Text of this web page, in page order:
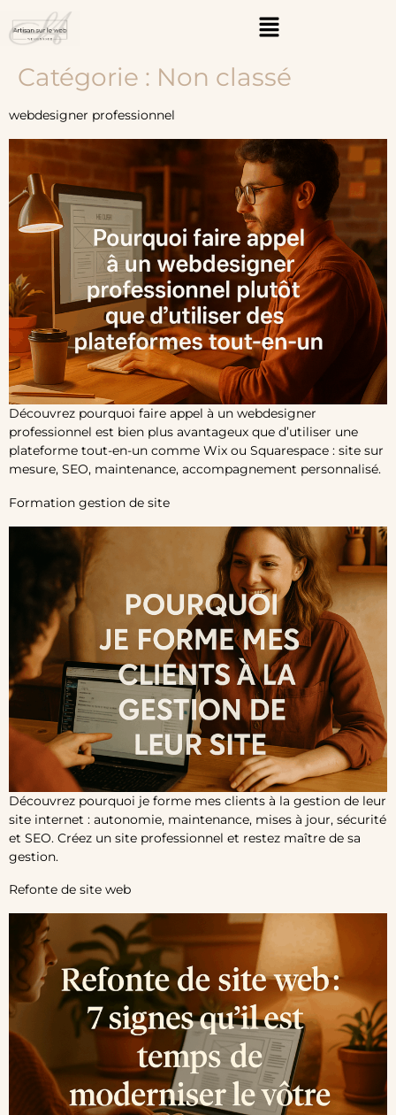
Catégorie : Non classé
webdesigner professionnel
Découvrez pourquoi faire appel à un webdesigner
professionnel est bien plus avantageux que d’utiliser une
plateforme tout-en-un comme Wix ou Squarespace : site sur
mesure, SEO, maintenance, accompagnement personnalisé.
Formation gestion de site
Découvrez pourquoi je forme mes clients à la gestion de leur
site internet : autonomie, maintenance, mises à jour, sécurité
et SEO. Créez un site professionnel et restez maître de sa
gestion.
Refonte de site web